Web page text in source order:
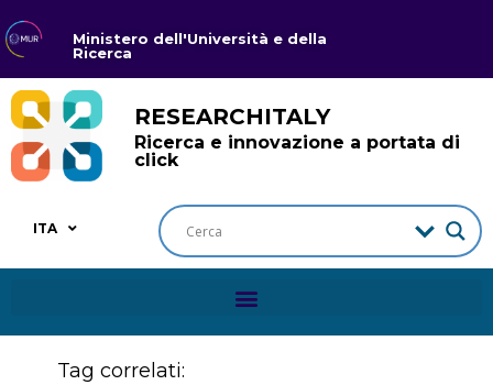
Ministero dell'Università e della
Ricerca
RESEARCHITALY
Ricerca e innovazione a portata di
click
ITA
Tag correlati: